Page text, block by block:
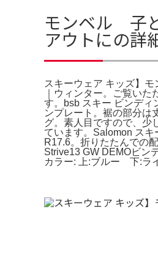
モンベル 子
アウトにの詳
スキーウェア キッズ】
｜ウィンター。ご覧い
す。bsb スキー ビンディ
ンプレート。裾の部分は
グ。素人目ですので、少
ています。Salomon ス
R17.6。折りたたんでの
Strive13 GW DEMOビン
カラー: 上:ブルー 下:ラ